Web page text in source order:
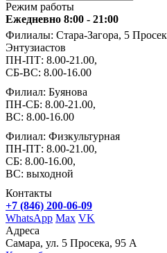
Режим работы
Ежедневно 8:00 - 21:00
Филиалы: Стара-Загора, 5
Энтузиастов
ПН-ПТ: 8.00-21.00,
СБ-ВС: 8.00-16.00
Филиал: Буянова
ПН-СБ: 8.00-21.00,
ВС: 8.00-16.00
Филиал: Физкультурная
ПН-ПТ: 8.00-21.00,
СБ: 8.00-16.00,
ВС: выходной
Контакты
+7 (846) 200-06-09
WhatsApp Max VK
Адреса
Самара, ул. 5 Просека, 95 А